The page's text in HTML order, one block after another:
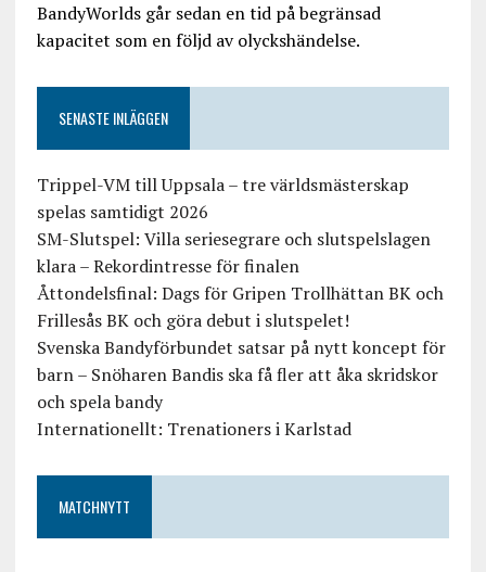
BandyWorlds går sedan en tid på begränsad
kapacitet som en följd av olyckshändelse.
SENASTE INLÄGGEN
Trippel-VM till Uppsala – tre världsmästerskap
spelas samtidigt 2026
SM-Slutspel: Villa seriesegrare och slutspelslagen
klara – Rekordintresse för finalen
Åttondelsfinal: Dags för Gripen Trollhättan BK och
Frillesås BK och göra debut i slutspelet!
Svenska Bandyförbundet satsar på nytt koncept för
barn – Snöharen Bandis ska få fler att åka skridskor
och spela bandy
Internationellt: Trenationers i Karlstad
MATCHNYTT